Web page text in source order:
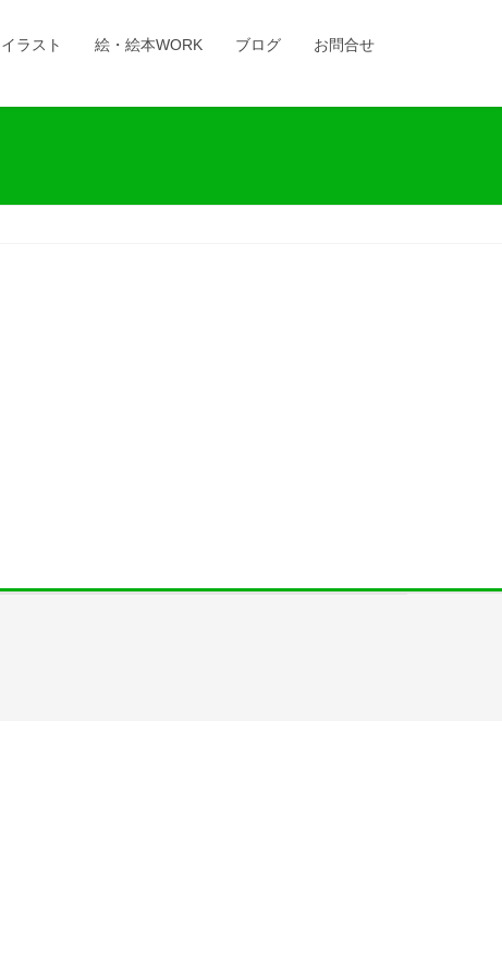
イラスト 絵・絵本WORK ブログ お問合せ